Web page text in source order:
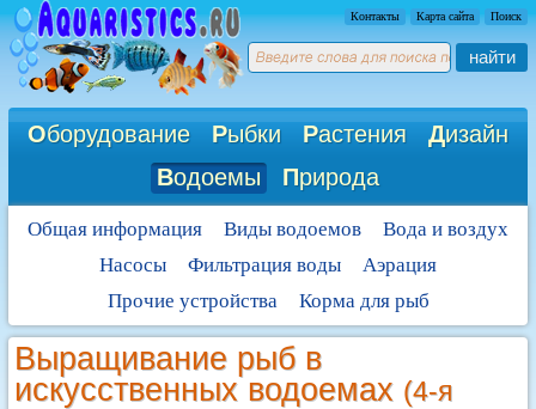
Контакты Карта сайта Поиск
найти
Оборудование Рыбки Растения Дизайн
Водоемы Природа
Общая информация Виды водоемов
Вода и воздух
Насосы
Фильтрация воды
Аэрация
Прочие устройства
Корма для рыб
Выращивание рыб в
искусственных водоемах (4-я